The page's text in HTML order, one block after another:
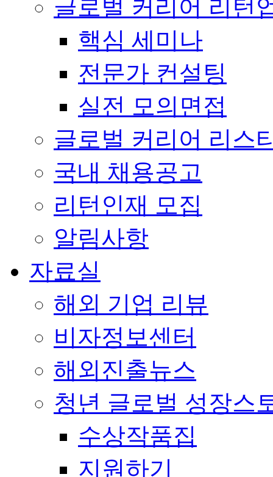
글로벌 커리어 리턴
핵심 세미나
전문가 컨설팅
실전 모의면접
글로벌 커리어 리스
국내 채용공고
리턴인재 모집
알림사항
자료실
해외 기업 리뷰
비자정보센터
해외진출뉴스
청년 글로벌 성장스
수상작품집
지원하기